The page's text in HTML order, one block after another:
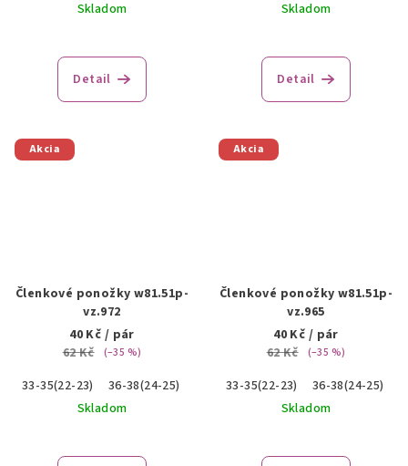
Skladom
Detail
Skladom
Detail
Akcia
Členkové ponožky w81.51p-
vz.972
40 Kč / pár
62 Kč
(–35 %)
33-35(22-23) 36-38(24-25)
39-41(26-27)
Skladom
Akcia
Členkové ponožky w81.51p-
vz.965
40 Kč / pár
62 Kč
(–35 %)
33-35(22-23) 36-38(24-25)
Skladom